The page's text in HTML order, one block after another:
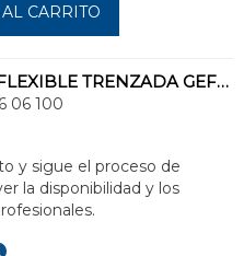
CARRITO
CONEXIÓN FLEXIBLE TRENZADA GEFLEX DN25 BIG DIAMETER H 1" - H 1" 100cm
06 100
y sigue el proceso de
la disponibilidad y los